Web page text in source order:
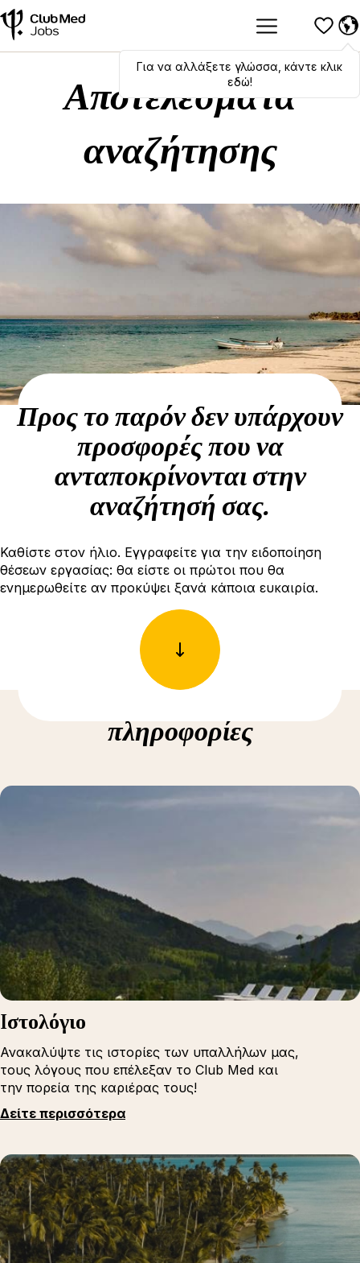
Hola,bonjour ,ciao! To switch
languages, click here!
Για να αλλάξετε γλώσσα, κάντε κλικ
εδώ!
Αποτελέσματα
αναζήτησης
Προς το παρόν δεν υπάρχουν
προσφορές που να
ανταποκρίνονται στην
αναζήτησή σας.
Καθίστε στον ήλιο. Εγγραφείτε για την ειδοποίηση
θέσεων εργασίας: θα είστε οι πρώτοι που θα
ενημερωθείτε αν προκύψει ξανά κάποια ευκαιρία.
πληροφορίες
Iστολόγιο
Ανακαλύψτε τις ιστορίες των υπαλλήλων μας,
τους λόγους που επέλεξαν το Club Med και
την πορεία της καριέρας τους!
Δείτε περισσότερα